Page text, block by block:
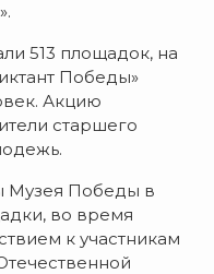
513 площадок, на
Победы»
Акцию
старшего
Музея Победы в
во время
к участникам